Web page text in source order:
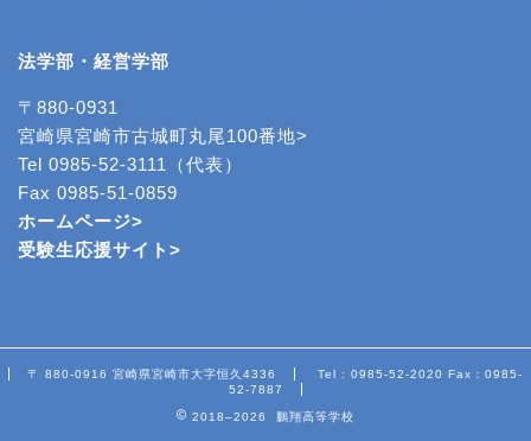
法学部・経営学部
〒880-0931
宮崎県宮崎市古城町丸尾100番地>
Tel 0985-52-3111（代表）
Fax 0985-51-0859
ホームページ>
受験生応援サイト>
〒 880-0916 宮崎県宮崎市大字恒久4336
Tel : 0985-52-2020 Fax：0985-
52-7887
2018–2026 鵬翔高等学校